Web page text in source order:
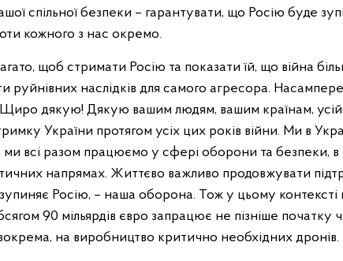
спільної безпеки – гарантувати, що Росію буде
кожного з нас окремо.
щоб стримати Росію та показати їй, що війна
руйнівних наслідків для самого агресора.
Щиро дякую! Дякую вашим людям, вашим країнам,
України протягом усіх цих років війни. Ми в
ми всі разом працюємо у сфері оборони та безпеки, в
напрямах. Життєво важливо продовжувати
Росію, – наша оборона. Тож у цьому
90 мільярдів євро запрацює не пізніше
на виробництво критично необхідних дронів.